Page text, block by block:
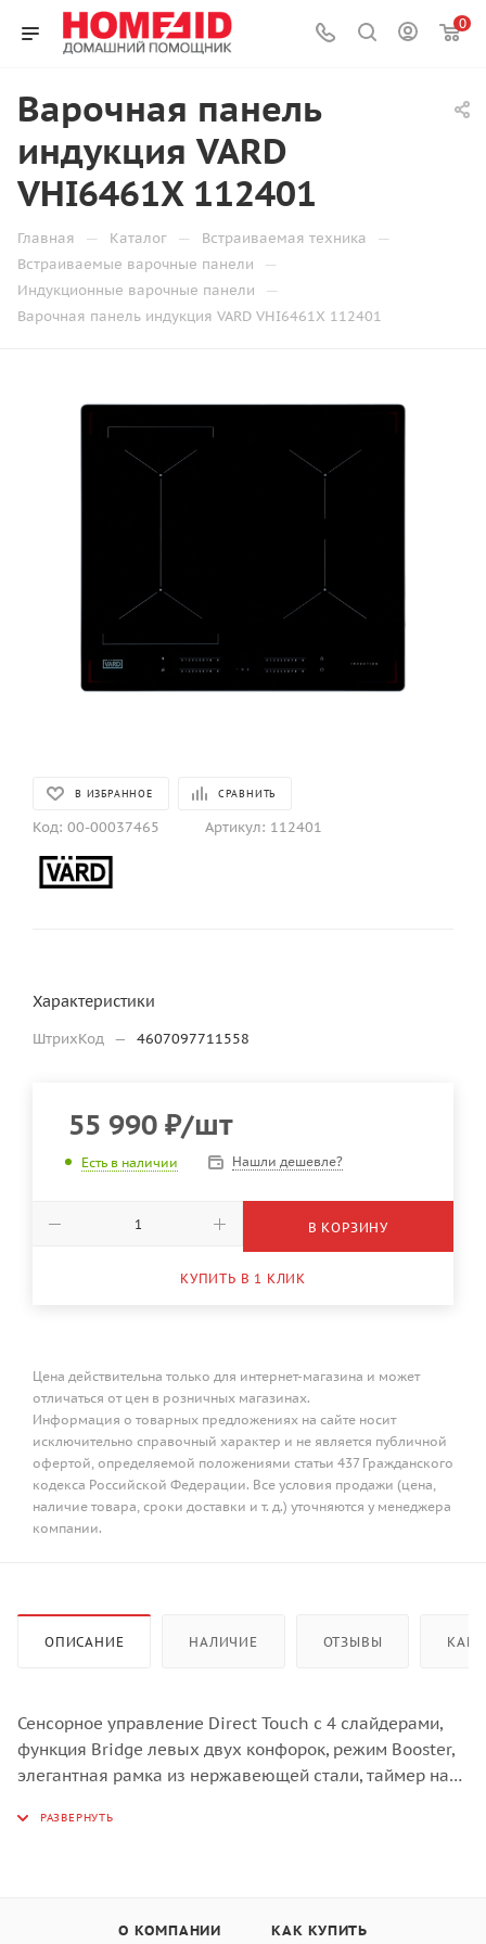
0
Варочная панель
индукция VARD
VHI6461X 112401
Главная — Каталог — Встраиваемая техника —
Встраиваемые варочные панели —
Индукционные варочные панели —
Варочная панель индукция VARD VHI6461X 112401
В ИЗБРАННОЕ СРАВНИТЬ
Код: 00-00037465 Артикул: 112401
Характеристики
ШтрихКод — 4607097711558
55 990 ₽/шт
Есть в наличии Нашли дешевле?
В КОРЗИНУ
КУПИТЬ В 1 КЛИК
Цена действительна только для интернет-магазина и может
отличаться от цен в розничных магазинах.
Информация о товарных предложениях на сайте носит
исключительно справочный характер и не является публичной
офертой, определяемой положениями статьи 437 Гражданского
кодекса Российской Федерации. Все условия продажи (цена,
наличие товара, сроки доставки и т. д.) уточняются у менеджера
компании.
ОПИСАНИЕ НАЛИЧИЕ ОТЗЫВЫ КАК
Сенсорное управление Direct Touch с 4 слайдерами,
функция Bridge левых двух конфорок, режим Booster,
элегантная рамка из нержавеющей стали, таймер на
нажатий уровень нагрева, индивидуальные для
О КОМПАНИИ КАК КУПИТЬ